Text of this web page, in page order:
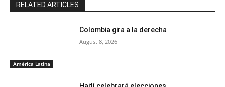
RELATED ARTICLES
América Latina
Colombia gira a la derecha
August 8, 2026